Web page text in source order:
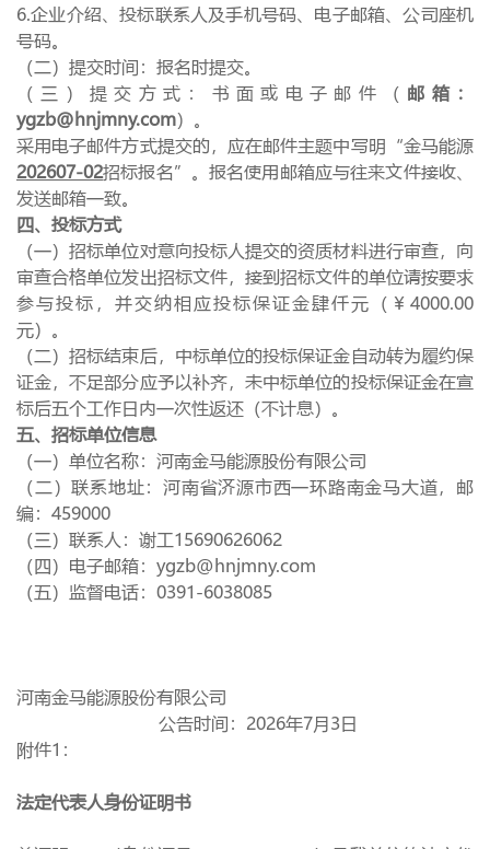
6.企业介绍、投标联系人及手机号码、电子邮箱、公司座机
号码。
（二）提交时间：报名时提交。
（三）提交方式：书面或电子邮件（ 邮箱：
ygzb@hnjmny.com）。
采用电子邮件方式提交的，应在邮件主题中写明“金马能源
202607-02招标报名”。报名使用邮箱应与往来文件接收、
发送邮箱一致。
四、投标方式
（一）招标单位对意向投标人提交的资质材料进行审查，向
审查合格单位发出招标文件，接到招标文件的单位请按要求
参与投标，并交纳相应投标保证金肆仟元（￥ 4000.00
元）。
（二）招标结束后，中标单位的投标保证金自动转为履约保
证金，不足部分应予以补齐，未中标单位的投标保证金在宣
标后五个工作日内一次性返还（不计息）。
五、招标单位信息
（一）单位名称：河南金马能源股份有限公司
（二）联系地址：河南省济源市西一环路南金马大道，邮
编： 459000
（三）联系人：谢工15690626062
（四）电子邮箱： ygzb@hnjmny.com
（五）监督电话： 0391-6038085
河南金马能源股份有限公司
公告时间： 2026年7月3日
附件1 ：
法定代表人身份证明书